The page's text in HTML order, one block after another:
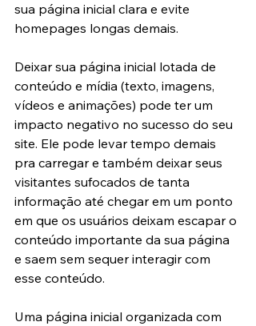
sua página inicial clara e evite
homepages longas demais.
Deixar sua página inicial lotada de
conteúdo e mídia (texto, imagens,
vídeos e animações) pode ter um
impacto negativo no sucesso do seu
site. Ele pode levar tempo demais
pra carregar e também deixar seus
visitantes sufocados de tanta
informação até chegar em um ponto
em que os usuários deixam escapar o
conteúdo importante da sua página
e saem sem sequer interagir com
esse conteúdo.
Uma página inicial organizada com